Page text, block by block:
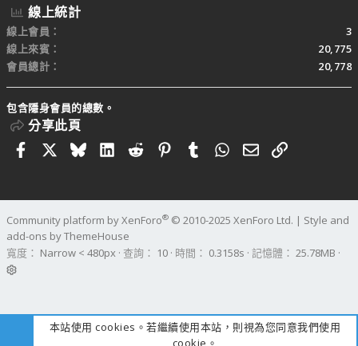
線上統計
線上會員
3
線上來賓
20,775
會員總計
20,778
包含隱身會員的總數。
分享此頁
FacebookBlueskyLinkedIn
RedditPinterestTumblrWhatsApp
電子郵件
連結
Community platform by XenForo® © 2010-2025 XenForo Ltd. | Style and
add-ons by ThemeHouse
寬度
查詢 10 時間 0.3158s 記憶體 25.78MB
本站使用 cookies。若繼續使用本站，則視為您同意我們使用
cookie。